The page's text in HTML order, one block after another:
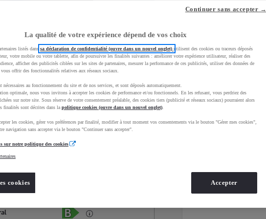
Services Concession
Occasions
La qualité de votre expérience dépend de vos choix
listés dans sa déclaration de confidentialité (ouvre dans un nouvel onglet) utilisent des cookies ou traceurs déposés
votre mobile ou votre tablette, afin de poursuivre les finalités suivantes : améliorer votre expérience utilisateur, réaliser des
afficher des publicités ciblées sur les sites de partenaires, mesurer la performance de ces publicités, utiliser des données de
offrir des fonctionnalités relatives aux réseaux sociaux.
nécessaires au fonctionnement du site et de nos services, et sont déposés automatiquement.
optimale, nous vous invitons à accepter les cookies de performance et/ou fonctionnels. En les refusant, vous perdriez des
sur notre site. Sous réserve de votre consentement préalable, des cookies tiers (publicité et réseaux sociaux) pourraient alors
finalités sont décrites dans la politique cookies (ouvre dans un nouvel onglet)
les cookies, gérer vos préférences par finalité, modifier à tout moment vos consentements via le bouton "Gérer mes cookies",
navigation sans accepter via le bouton "Continuer sans accepter".
sur notre politique des cookies
cookies
Continuer sans accepter →
Accepter